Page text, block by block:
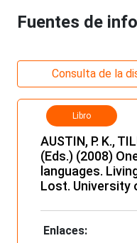
Fuentes de
Consulta de la
Libro
AUSTIN, P. K.,
(Eds.) (2008)
languages.
Lost. University
Enlaces: